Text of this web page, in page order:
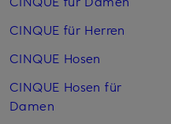
CINQUE für Herren
CINQUE Hosen
CINQUE Hosen für
Damen